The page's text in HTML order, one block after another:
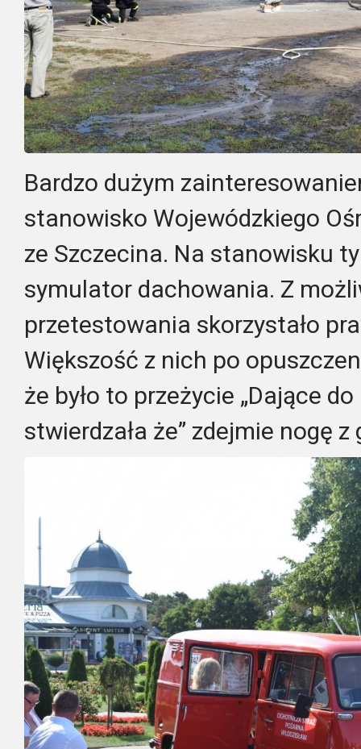
Bardzo dużym
stanowisko Wojewódzkiego
ze Szczecina. Na stanowisku
symulator dachowania. Z
przetestowania skorzystało
Większość z nich po
że było to przeżycie „Dające
stwierdzała że” zdejmie nogę z